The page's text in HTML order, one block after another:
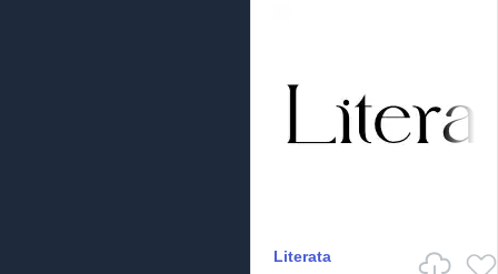
Literata